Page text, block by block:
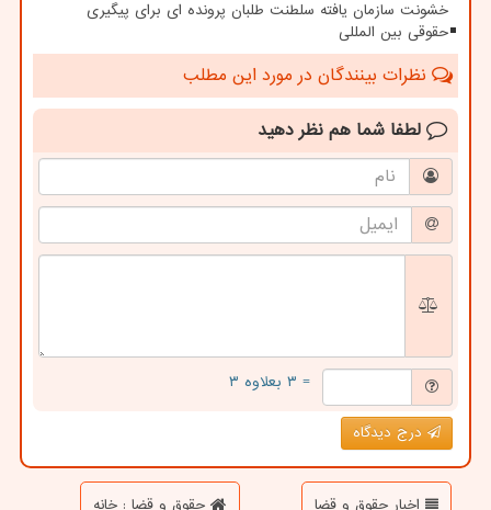
خشونت سازمان یافته سلطنت طلبان پرونده ای برای پیگیری
حقوقی بین المللی
نظرات بینندگان در مورد این مطلب
لطفا شما هم نظر دهید
= ۳ بعلاوه ۳
درج دیدگاه
اخبار حقوق و قضا حقوق و قضا : خانه